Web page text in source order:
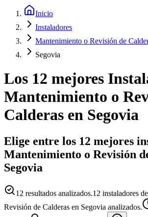
Inicio
Instaladores
Mantenimiento o Revisión de
Segovia
Los 12 mejores
Mantenimiento o
Calderas en Segovia
Elige entre los 12 mejores
Mantenimiento o Revisión
Segovia
12 resultados analizados.12 instaladores
Revisión de Calderas en Segovia analizados.